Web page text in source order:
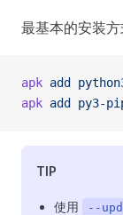
最基本的安装
apk add
apk add py3-
TIP
使用 --